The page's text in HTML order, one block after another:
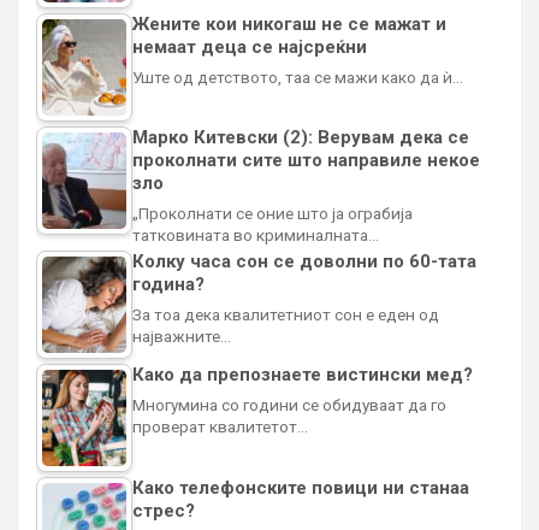
Жените кои никогаш не се мажат и
немаат деца се најсреќни
Уште од детството, таа се мажи како да ѝ…
Марко Китевски (2): Верувам дека се
проколнати сите што направиле некое
зло
„Проколнати се оние што ја ограбија
татковината во криминалната…
Колку часа сон се доволни по 60-тата
година?
За тоа дека квалитетниот сон е еден од
најважните…
Како да препознаете вистински мед?
Многумина со години се обидуваат да го
проверат квалитетот…
Како телефонските повици ни станаа
стрес?